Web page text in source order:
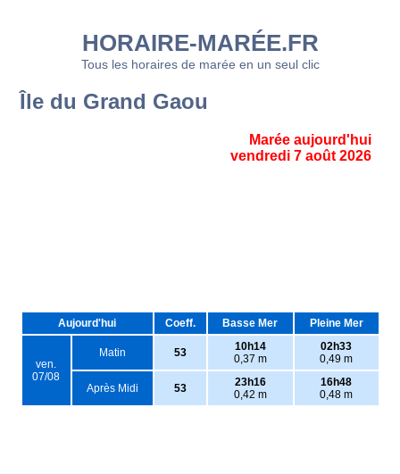
HORAIRE-MARÉE.FR
Tous les horaires de marée en un seul clic
Île du Grand Gaou
Marée aujourd'hui
vendredi 7 août 2026
Aujourd'hui Coeff. Basse Mer Pleine Mer
ven.
07/08
Matin 53
10h14
0,37 m
02h33
0,49 m
Après Midi 53
23h16
0,42 m
16h48
0,48 m